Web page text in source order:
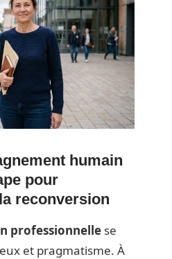
humain
pour
reconversion
professionnelle se
et pragmatisme. À